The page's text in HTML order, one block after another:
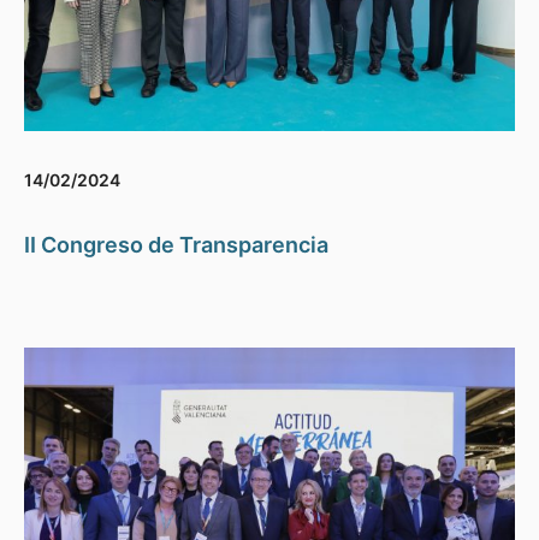
14/02/2024
II Congreso de Transparencia